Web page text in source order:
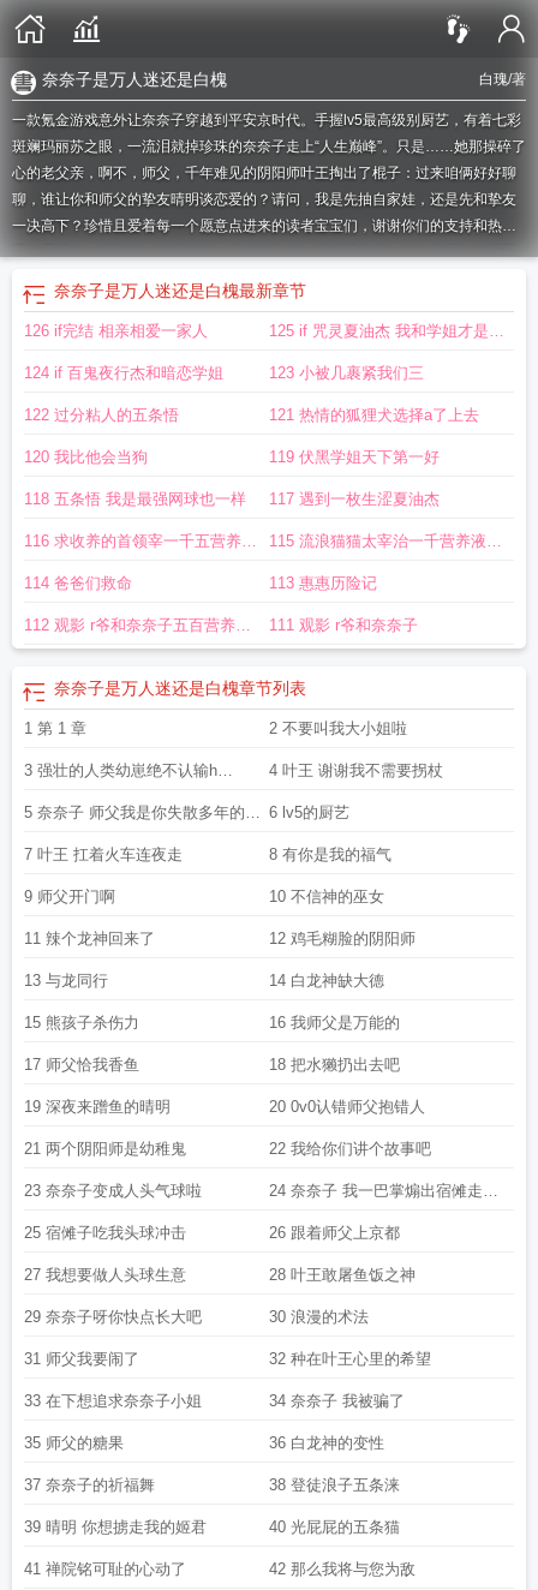
白瑰/著
奈奈子是万人迷还是白槐
一款氪金游戏意外让奈奈子穿越到平安京时代。手握lv5最高级别厨艺，有着七彩
斑斓玛丽苏之眼，一流泪就掉珍珠的奈奈子走上“人生巅峰”。只是……她那操碎了
心的老父亲，啊不，师父，千年难见的阴阳师叶王掏出了棍子：过来咱俩好好聊
聊，谁让你和师父的挚友晴明谈恋爱的？请问，我是先抽自家娃，还是先和挚友
一决高下？珍惜且爱着每一个愿意点进来的读者宝宝们，谢谢你们的支持和热
爱，愿我们一路相伴，快乐前行～亲友的文叫：穿越现代后，小史官爆红娱乐圈
推荐一个喜欢的基友文：纸片人他又茶又钓麻烦大家了，有喜欢的可以看看，么
么哒宝贝预收已开：夫人她貌美如花追求者都是渣关于美貌如花的夫人想要夫君
早逝自己过上快乐日子却总是失败的事情～～前任有无惨，术士（野良）叶王
子可以点点收藏 奈奈子对应的名字 奈奈子是万人迷笔趣阁 奈奈子是哪个动漫的
人物奈奈子是什么意思含义 奈奈子是万人迷笔趣阁最新章节奈奈子是万人迷格
容奈奈女主奈奈是好人吗 奈奈子的情侣网名另一个是什么?
奈奈子是万人迷笔
趣阁最新章节更新列表奈奈是哪个里的女主 奈奈子是万人迷笔趣阁最新章节更
子对应的情侣名字奈奈子是万人迷 -晋江奈奈子是万人迷全文免费笔趣阁奈奈
子是谁奈奈子是万人迷笔 奈奈子是万人迷笔趣阁最新章节更新
奈子是什么意思奈奈子这个梗哪里来的柊奈奈人设奈奈叫什么
觉奈奈子是万人迷笔趣阁全本免费阅读奈奈作家奈奈子是万人迷免费阅读笔趣
迷综漫的最新章节 奈奈子是万人迷免费 奈奈子怀孕吧
万人迷盘奈奈子是万人迷笔趣阁最新章节更新内容阅读奈奈生怀了雾仁的孩子
奈奈子是万人迷还是白槐最新章节
126 if完结 相亲相爱一家人 125 if 咒灵夏油杰 我和学姐才是纯
爱你懂个die
124 if 百鬼夜行杰和暗恋学姐 123 小被几裹紧我们三
122 过分粘人的五条悟 121 热情的狐狸犬选择a了上去
120 我比他会当狗 119 伏黑学姐天下第一好
118 五条悟 我是最强网球也一样 117 遇到一枚生涩夏油杰
116 求收养的首领宰一千五营养液
加更
115 流浪猫猫太宰治一千营养液加
更
114 爸爸们救命 113 惠惠历险记
112 观影 r爷和奈奈子五百营养液 111 观影 r爷和奈奈子
奈奈子是万人迷还是白槐章节列表
1 第 1 章 2 不要叫我大小姐啦
3 强壮的人类幼崽绝不认输h
999999
4 叶王 谢谢我不需要拐杖
5 奈奈子 师父我是你失散多年的徒
儿啊
6 lv5的厨艺
7 叶王 扛着火车连夜走 8 有你是我的福气
9 师父开门啊 10 不信神的巫女
11 辣个龙神回来了 12 鸡毛糊脸的阴阳师
13 与龙同行 14 白龙神缺大德
15 熊孩子杀伤力 16 我师父是万能的
17 师父恰我香鱼 18 把水獭扔出去吧
19 深夜来蹭鱼的晴明 20 0v0认错师父抱错人
21 两个阴阳师是幼稚鬼 22 我给你们讲个故事吧
23 奈奈子变成人头气球啦 24 奈奈子 我一巴掌煽出宿傩走马
灯
25 宿傩子吃我头球冲击 26 跟着师父上京都
27 我想要做人头球生意 28 叶王敢屠鱼饭之神
29 奈奈子呀你快点长大吧 30 浪漫的术法
31 师父我要闹了 32 种在叶王心里的希望
33 在下想追求奈奈子小姐 34 奈奈子 我被骗了
35 师父的糖果 36 白龙神的变性
37 奈奈子的祈福舞 38 登徒浪子五条涞
39 晴明 你想掳走我的姬君 40 光屁屁的五条猫
41 禅院铭可耻的心动了 42 那么我将与您为敌